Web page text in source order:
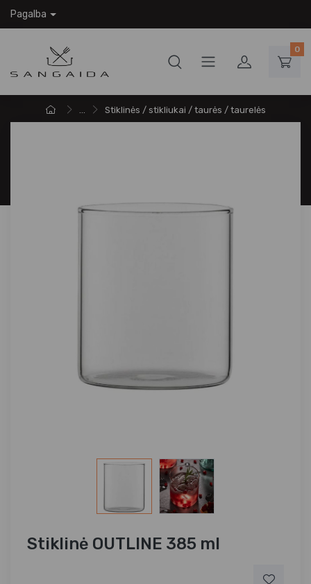
Pagalba
0
... Stiklinės / stikliukai / taurės / taurelės
Stiklinė OUTLINE 385 ml